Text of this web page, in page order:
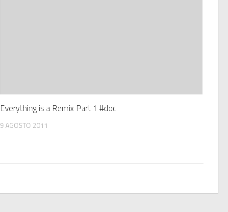
Everything is a Remix Part 1 #doc
9 AGOSTO 2011